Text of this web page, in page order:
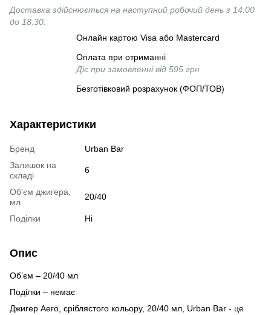
Доставка здійснюється на наступний робочий день з 14:00
до 18:30.
Онлайн картою Visa або Mastercard
Оплата при отриманні
Діє при замовленні від 595 грн
Безготівковий розрахунок (ФОП/ТОВ)
Характеристики
Бренд
Urban Bar
Залишок на
складі
6
Об'єм джигера,
мл
20/40
Поділки Ні
Опис
Об’єм – 20/40 мл
Поділки – немає
Джигер Aero, сріблястого кольору, 20/40 мл, Urban Bar - це